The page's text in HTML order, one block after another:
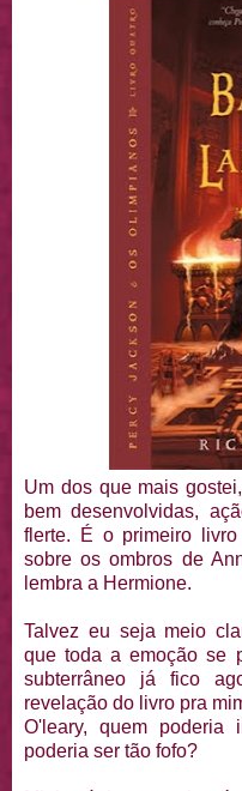
Um dos que mais
bem desenvolvidas,
flerte. É o primeiro
sobre os ombros de
lembra a Hermione.
Talvez eu seja meio
que toda a emoção se
subterrâneo já fico
revelação do livro pra
O'leary, quem poderia
poderia ser tão fofo?